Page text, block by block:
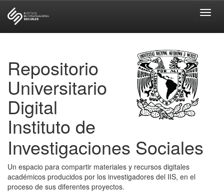
Repositorio
Universitario
Digital
Instituto de
Investigaciones Sociales
Un espacio para compartir materiales y recursos digitales
académicos producidos por los investigadores del IIS, en el
proceso de sus diferentes proyectos.